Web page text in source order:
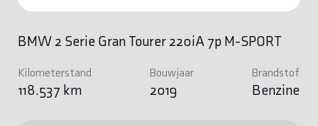
BMW 2 Serie Gran Tourer 220iA 7p M-SPORT
Kilometerstand
118.537 km
Bouwjaar
2019
Brandstof
Benzine